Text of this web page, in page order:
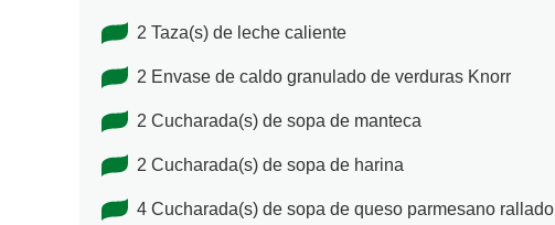
2 Taza(s) de leche caliente
2 Envase de caldo granulado de verduras Knorr
2 Cucharada(s) de sopa de manteca
2 Cucharada(s) de sopa de harina
4 Cucharada(s) de sopa de queso parmesano rallado